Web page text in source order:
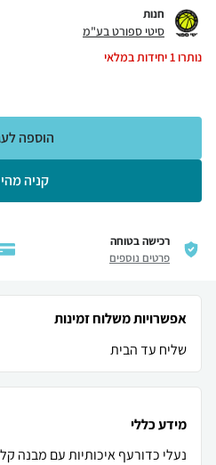
חנות
סיטי ספורט בע"מ
נותרו1יחידות במלאי
קניה
הוספה
רכישה בטוחה
פרטים נוספים
אפשרויות משלוח זמינות
שליח עד הבית
מידע כללי
נעלי כדורעף איכותיות עם מבנה